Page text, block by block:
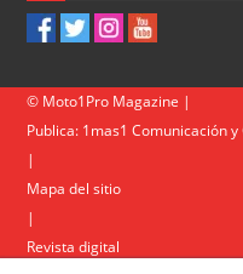
© Moto1Pro Magazine |
Publica: 1mas1 Comunicación y
|
Mapa del sitio
|
Revista digital